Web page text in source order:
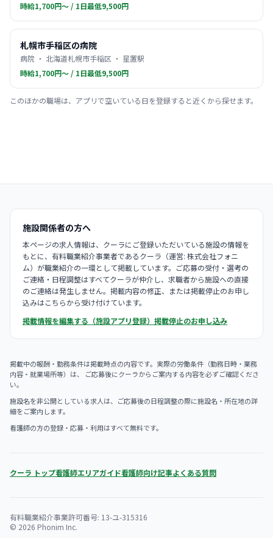
時給1,700円〜 / 1日最低9,500円
札幌市手稲区の病院
病院 ・ 北海道札幌市手稲区 ・ 星置駅
時給1,700円〜 / 1日最低9,500円
このほかの職場は、アプリで空いている日を登録すると近くから探せます。
施設関係者の方へ
本ページの求人情報は、クーラにご登録いただいている施設の情報を
もとに、有料職業紹介事業者であるクーラ（運営: 株式会社フォニ
ム）が職業紹介の一環として掲載しています。ご応募の受付・選考の
ご連絡・日程調整はすべてクーラが仲介し、求職者から施設への直接
のご連絡は発生しません。掲載内容の修正、または掲載停止のお申し
込みはこちらから受け付けています。
掲載情報を編集する（施設アプリ登録） 掲載停止のお申し込み
掲載中の報酬・勤務条件は掲載時点の内容です。実際の労働条件（勤務日時・業務
内容・就業場所等）は、 ご応募後にクーラからご案内する内容を必ずご確認くださ
い。
施設名を非公開としている求人は、ご応募後の日程調整の際に施設名・所在地の詳
細をご案内します。
看護師の方の登録・応募・利用はすべて無料です。
クーラ トップ看護師エリアガイド看護師向け記事よくある質問
有料職業紹介事業許可番号: 13-ユ-315316
© 2026 Phonim Inc.